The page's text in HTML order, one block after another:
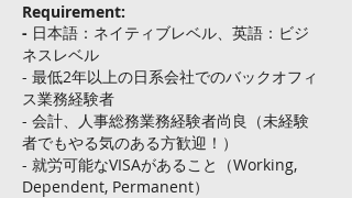
Requirement:
- 日本語：ネイティブレベル、英語：ビジ
ネスレベル
- 最低2年以上の日系会社でのバックオフィ
ス業務経験者
- 会計、人事総務業務経験者尚良（未経験
者でもやる気のある方歓迎！）
- 就労可能なVISAがあること（Working,
Dependent, Permanent）